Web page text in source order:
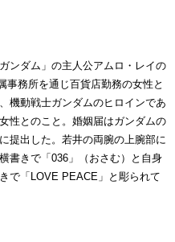
ンダム」の主人公アムロ・レイの
事務所を通じ百貨店勤務の女性と
機動戦士ガンダムのヒロインであ
性とのこと。婚姻届はガンダムの
提出した。若井の両腕の上腕部に
書きで「036」（おさむ）と自身
で「LOVE PEACE」と彫られて